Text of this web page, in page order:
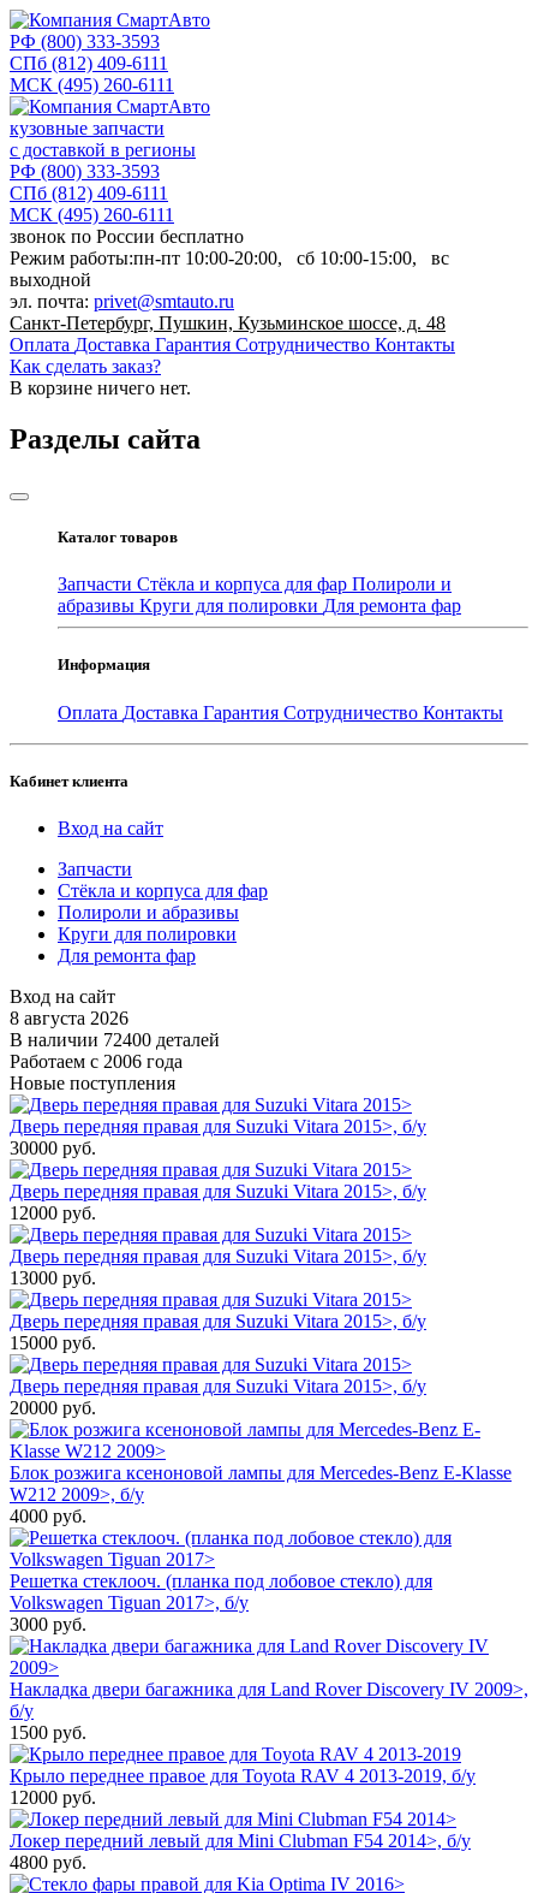
РФ (800) 333-3593
СПб (812) 409-6111
МСК (495) 260-6111
кузовные запчасти
с доставкой в регионы
РФ (800) 333-3593
СПб (812) 409-6111
МСК (495) 260-6111
звонок по России бесплатно
Режим работы:пн-пт 10:00-20:00, сб 10:00-15:00, вс
выходной
эл. почта: privet@smtauto.ru
Санкт-Петербург, Пушкин, Кузьминское шоссе, д. 48
Оплата Доставка Гарантия Сотрудничество Контакты
Как сделать заказ?
В корзине ничего нет.
Разделы сайта
Каталог товаров
Запчасти Стёкла и корпуса для фар Полироли и
абразивы Круги для полировки Для ремонта фар
Информация
Оплата Доставка Гарантия Сотрудничество Контакты
Кабинет клиента
Вход на сайт
Запчасти
Стёкла и корпуса для фар
Полироли и абразивы
Круги для полировки
Для ремонта фар
Вход на сайт
8 августа 2026
В наличии 72400 деталей
Работаем с 2006 года
Новые поступления
Дверь передняя правая для Suzuki Vitara 2015>, б/у
30000 руб.
Дверь передняя правая для Suzuki Vitara 2015>, б/у
12000 руб.
Дверь передняя правая для Suzuki Vitara 2015>, б/у
13000 руб.
Дверь передняя правая для Suzuki Vitara 2015>, б/у
15000 руб.
Дверь передняя правая для Suzuki Vitara 2015>, б/у
20000 руб.
Блок розжига ксеноновой лампы для Mercedes-Benz E-Klasse
W212 2009>, б/у
4000 руб.
Решетка стеклооч. (планка под лобовое стекло) для
Volkswagen Tiguan 2017>, б/у
3000 руб.
Накладка двери багажника для Land Rover Discovery IV 2009>,
б/у
1500 руб.
Крыло переднее правое для Toyota RAV 4 2013-2019, б/у
12000 руб.
Локер передний левый для Mini Clubman F54 2014>, б/у
4800 руб.